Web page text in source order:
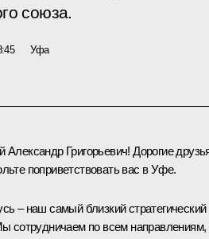
союза.
Уфа
Григорьевич! Дорогие
поприветствовать вас в Уфе.
– наш самый близкий стратегический
сотрудничаем по всем направлениям,